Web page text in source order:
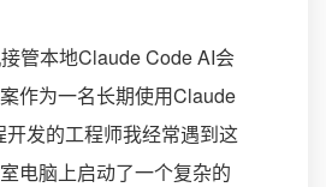
管本地Claude Code AI会
作为一名长期使用Claude
发的工程师我经常遇到这
电脑上启动了一个复杂的